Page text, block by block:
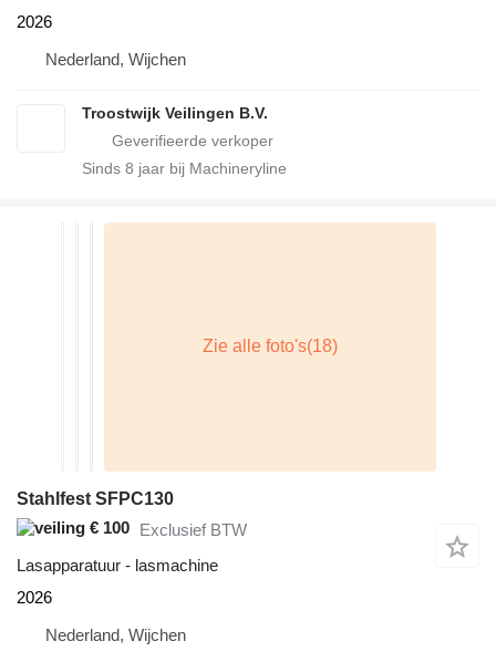
2026
Nederland, Wijchen
Troostwijk Veilingen B.V.
Sinds 8 jaar bij Machineryline
Stahlfest SFPC130
€ 100 Exclusief BTW
Lasapparatuur - lasmachine
2026
Nederland, Wijchen